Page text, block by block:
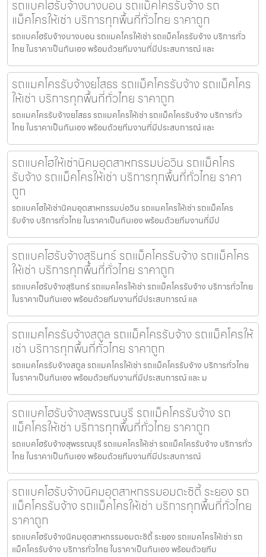
รถแบคโฮรับจ้างบางบอน รถแม็คโครรับจ้าง รถ
แม็คโครให้เช่า บริการทุกพื้นที่ทั่วไทย ราคาถูก
รถแบคโฮรับจ้างบางบอน รถแมคโครให้เช่า รถแม็คโครรับจ้าง บริการทั่ว
ไทย ในราคาเป็นกันเอง พร้อมด้วยทีมงานที่มีประสบการณ์ และ
รถแมคโครรับจ้างยโสธร รถแม็คโครรับจ้าง รถแม็คโคร
ให้เช่า บริการทุกพื้นที่ทั่วไทย ราคาถูก
รถแมคโครรับจ้างยโสธร รถแมคโครให้เช่า รถแม็คโครรับจ้าง บริการทั่ว
ไทย ในราคาเป็นกันเอง พร้อมด้วยทีมงานที่มีประสบการณ์ และ
รถแบคโฮให้เช่านิคมอุตสาหกรรมบ่อวิน รถแม็คโคร
รับจ้าง รถแม็คโครให้เช่า บริการทุกพื้นที่ทั่วไทย ราคา
ถูก
รถแบคโฮให้เช่านิคมอุตสาหกรรมบ่อวิน รถแมคโครให้เช่า รถแม็คโคร
รับจ้าง บริการทั่วไทย ในราคาเป็นกันเอง พร้อมด้วยทีมงานที่มีป
รถแบคโฮรับจ้างสุรินทร์ รถแม็คโครรับจ้าง รถแม็คโคร
ให้เช่า บริการทุกพื้นที่ทั่วไทย ราคาถูก
รถแบคโฮรับจ้างสุรินทร์ รถแมคโครให้เช่า รถแม็คโครรับจ้าง บริการทั่วไทย
ในราคาเป็นกันเอง พร้อมด้วยทีมงานที่มีประสบการณ์ แล
รถแมคโครรับจ้างสตูล รถแม็คโครรับจ้าง รถแม็คโครให้
เช่า บริการทุกพื้นที่ทั่วไทย ราคาถูก
รถแมคโครรับจ้างสตูล รถแมคโครให้เช่า รถแม็คโครรับจ้าง บริการทั่วไทย
ในราคาเป็นกันเอง พร้อมด้วยทีมงานที่มีประสบการณ์ และ ม
รถแบคโฮรับจ้างสุพรรณบุรี รถแม็คโครรับจ้าง รถ
แม็คโครให้เช่า บริการทุกพื้นที่ทั่วไทย ราคาถูก
รถแบคโฮรับจ้างสุพรรณบุรี รถแมคโครให้เช่า รถแม็คโครรับจ้าง บริการทั่ว
ไทย ในราคาเป็นกันเอง พร้อมด้วยทีมงานที่มีประสบการณ์
รถแบคโฮรับจ้างนิคมอุตสาหกรรมอมตะซิตี้ ระยอง รถ
แม็คโครรับจ้าง รถแม็คโครให้เช่า บริการทุกพื้นที่ทั่วไทย
ราคาถูก
รถแบคโฮรับจ้างนิคมอุตสาหกรรมอมตะซิตี้ ระยอง รถแมคโครให้เช่า รถ
แม็คโครรับจ้าง บริการทั่วไทย ในราคาเป็นกันเอง พร้อมด้วยทีม